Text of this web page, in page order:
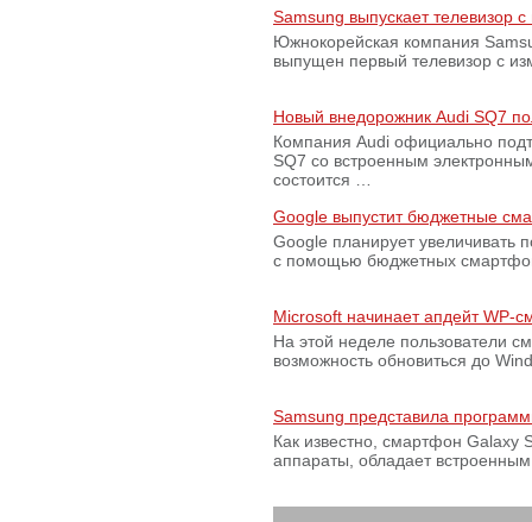
Samsung выпускает телевизор
Южнокорейская компания
выпущен первый телевизор с
Новый внедорожник Audi SQ7
Компания Audi официально
SQ7 со встроенным
состоится …
Google выпустит бюджетные
Google планирует увеличивать
с помощью бюджетных
Microsoft начинает апдейт WP-
На этой неделе пользователи
возможность обновиться до
Samsung представила
Как известно, смартфон Galaxy
аппараты, обладает